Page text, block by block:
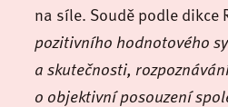
na síle. Soudě podle dikce
pozitivního hodnotového
a skutečnosti,
o objektivní posouzení